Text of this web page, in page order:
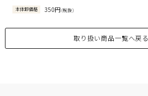
本体卸価格 350円(税抜)
取り扱い商品一覧へ戻る